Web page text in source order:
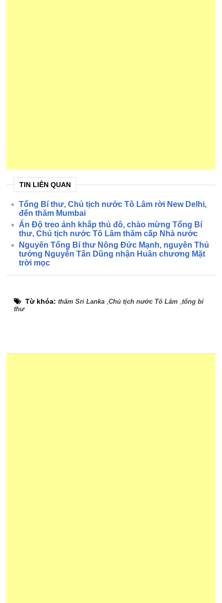
TIN LIÊN QUAN
Tổng Bí thư, Chủ tịch nước Tô Lâm rời New Delhi,
đến thăm Mumbai
Ấn Độ treo ảnh khắp thủ đô, chào mừng Tổng Bí
thư, Chủ tịch nước Tô Lâm thăm cấp Nhà nước
Nguyên Tổng Bí thư Nông Đức Mạnh, nguyên Thủ
tướng Nguyễn Tấn Dũng nhận Huân chương Mặt
trời mọc
Từ khóa:thăm Sri Lanka ,Chủ tịch nước Tô Lâm ,tổng bí
thư